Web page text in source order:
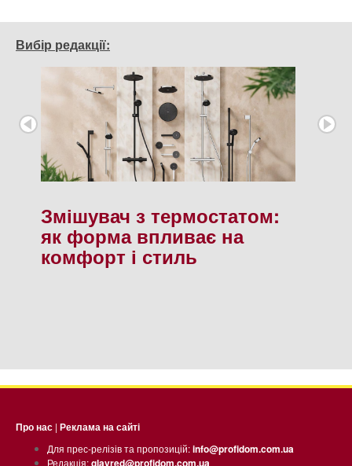
Вибір редакції:
Змішувач з термостатом:
як форма впливає на
комфорт і стиль
Про нас | Реклама на сайті
Для прес-релізів та пропозицій:info@profidom.com.ua
Редакція:glavred@profidom.com.ua